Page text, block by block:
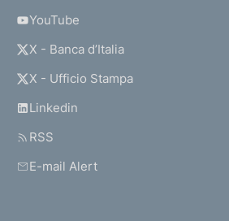
YouTube
X - Banca d’Italia
X - Ufficio Stampa
Linkedin
RSS
E-mail Alert